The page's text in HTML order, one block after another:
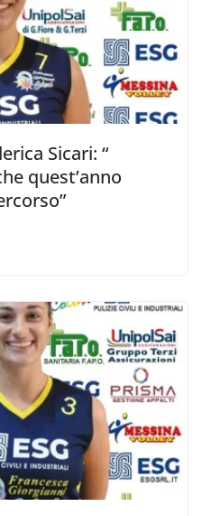
Sicari: “
quest’anno